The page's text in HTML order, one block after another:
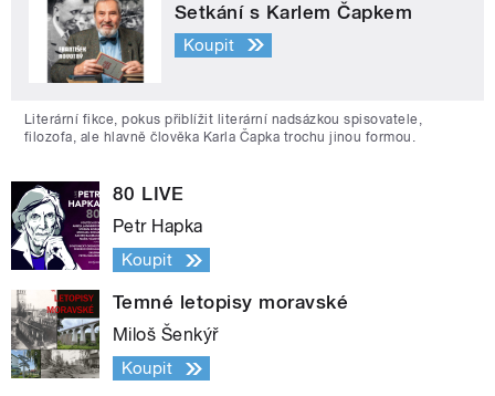
Setkání s Karlem Čapkem
Koupit
Literární fikce, pokus přiblížit literární nadsázkou spisovatele,
filozofa, ale hlavně člověka Karla Čapka trochu jinou formou.
80 LIVE
Petr Hapka
Koupit
Temné letopisy moravské
Miloš Šenkýř
Koupit